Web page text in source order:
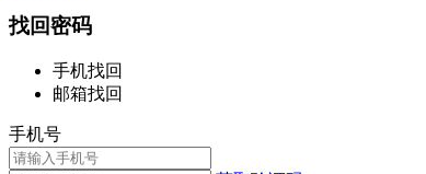
找回密码
手机找回
邮箱找回
手机号